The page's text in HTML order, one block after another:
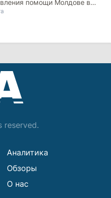
помощи Молдове в
Аналитика
Обзоры
О нас